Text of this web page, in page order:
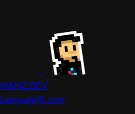
MANZ.DEV
LenguajeJS.com